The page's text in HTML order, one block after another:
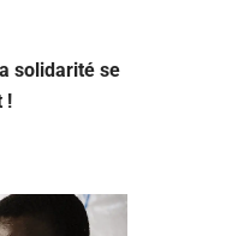
solidarité se
!